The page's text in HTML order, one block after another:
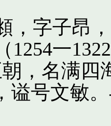
，字子昂
1254一
，名满四
谥号文敏